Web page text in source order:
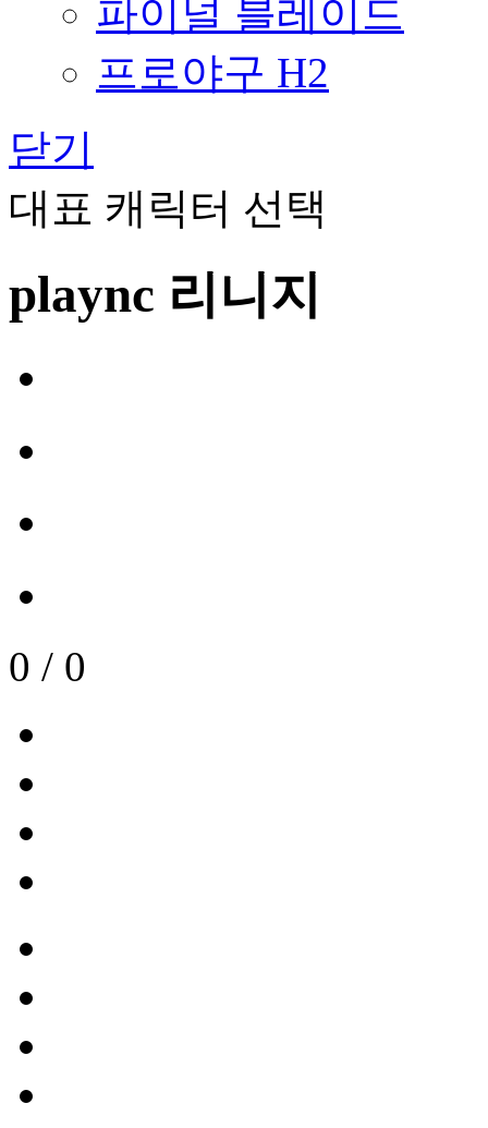
파이널 블레이드
프로야구 H2
닫기
대표 캐릭터 선택
plaync 리니지
0 / 0